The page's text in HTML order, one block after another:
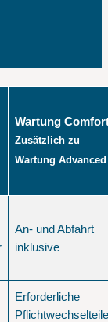
Wartung
Zusätzlich zu
Wartung Advanced
An- und Abfahrt
inklusive
Erforderliche
Pflichtwechselteile